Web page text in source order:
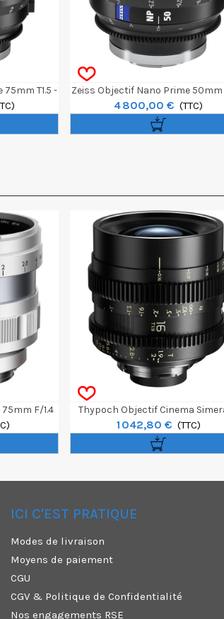
T1.5 -
Zeiss Objectif Nano Prime 50mm
E-Mount Feet
4 800,00 € (TTC)
F/1.4
Thypoch Objectif Cinema
16mm T1.9 - Monture M
1 042,80 € (TTC)
ICI C'EST PRATIQUE
Modes de livraison
Moyens de paiement
CGU
CGV & Politique de Confidentialité
Nos engagements RSE